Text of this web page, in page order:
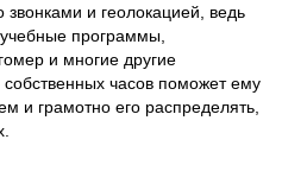
звонками и геолокацией, ведь
программы,
и многие другие
часов поможет ему
и грамотно его распределять,